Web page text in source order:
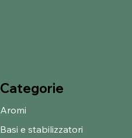
Categorie
Aromi
Basi e stabilizzatori